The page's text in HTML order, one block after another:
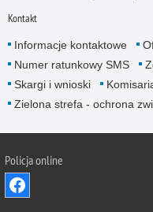
Kontakt
Informacje kontaktowe
Numer ratunkowy SMS
Skargi i wnioski
Zielona strefa - ochrona
Policja online